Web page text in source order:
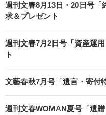
週刊文春8月13日・20日号
求＆プレゼント
週刊文春7月2日号「資産運
ト
文藝春秋7月号「遺言・寄付
週刊文春WOMAN夏号「遺